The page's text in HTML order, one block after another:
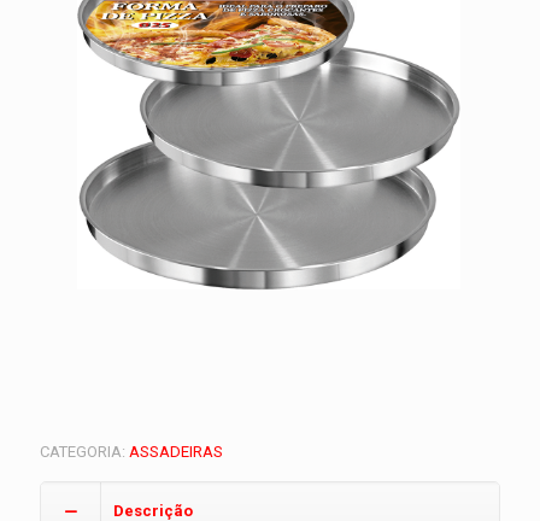
CATEGORIA: ASSADEIRAS
Descrição